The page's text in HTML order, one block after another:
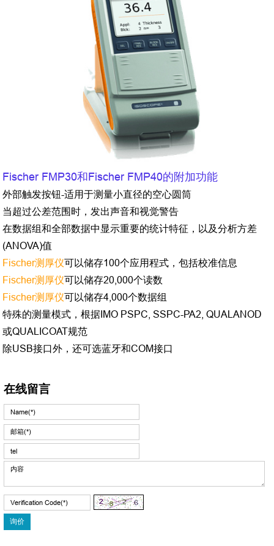
Fischer FMP30和Fischer FMP40的附加功能
外部触发按钮-适用于测量小直径的空心圆筒
当超过公差范围时，发出声音和视觉警告
在数据组和全部数据中显示重要的统计特征，以及分析方差
(ANOVA)值
Fischer测厚仪可以储存100个应用程式，包括校准信息
Fischer测厚仪可以储存20,000个读数
Fischer测厚仪可以储存4,000个数据组
特殊的测量模式，根据IMO PSPC, SSPC-PA2, QUALANOD
或QUALICOAT规范
除USB接口外，还可选蓝牙和COM接口
在线留言